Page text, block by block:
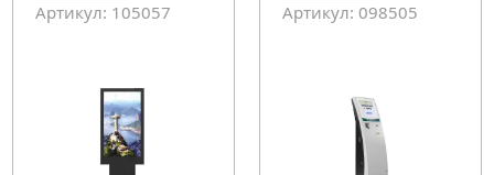
Артикул: 105057
Артикул: 098505